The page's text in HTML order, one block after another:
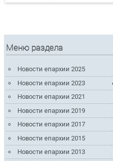
Меню раздела
Новости епархии 2025
Новости епархии 2023
Новости епархии 2021
Новости епархии 2019
Новости епархии 2017
Новости епархии 2015
Новости епархии 2013